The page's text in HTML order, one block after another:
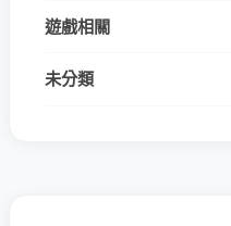
遊戲相關
未分類